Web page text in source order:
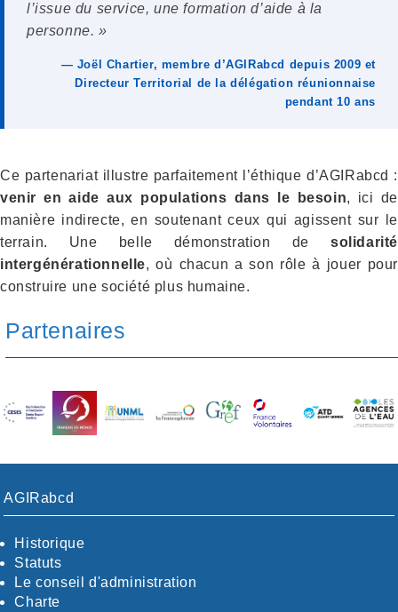
l’issue du service, une formation d’aide à la
personne. »
— Joël Chartier, membre d’AGIRabcd depuis 2009 et
Directeur Territorial de la délégation réunionnaise
pendant 10 ans
Ce partenariat illustre parfaitement l’éthique d’AGIRabcd :
venir en aide aux populations dans le besoin, ici de
manière indirecte, en soutenant ceux qui agissent sur le
terrain. Une belle démonstration de solidarité
intergénérationnelle, où chacun a son rôle à jouer pour
construire une société plus humaine.
Partenaires
AGIRabcd
Historique
Statuts
Le conseil d'administration
Charte